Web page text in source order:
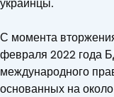
С момента
февраля 2022 года
международного
основанных на